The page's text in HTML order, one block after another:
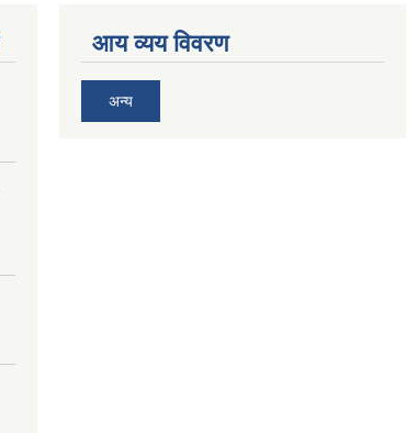
आय व्यय विवरण
अन्य